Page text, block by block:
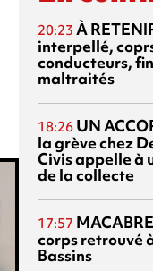
20:23 À
interpellé,
conducteurs,
maltraités
18:26 UN
la grève chez
Civis appelle à
de la collecte
17:57
corps retrouvé
Bassins